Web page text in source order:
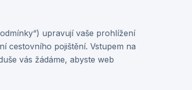
upravují vaše prohlížení
cestovního pojištění. Vstupem na
vás žádáme, abyste web